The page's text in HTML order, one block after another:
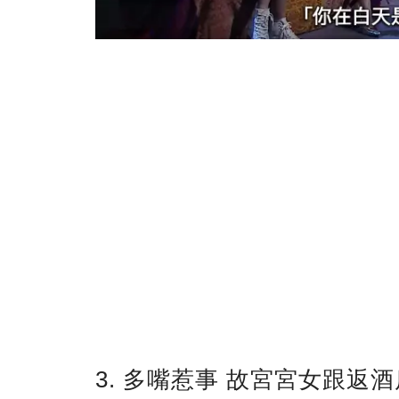
3. 多嘴惹事 故宮宮女跟返